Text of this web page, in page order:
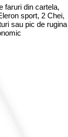
faruri din cartela,
sport, 2 Chei,
sau pic de rugina